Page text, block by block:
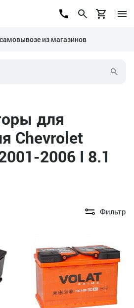
из магазинов
для
Chevrolet
2006 I 8.1
Фильтр